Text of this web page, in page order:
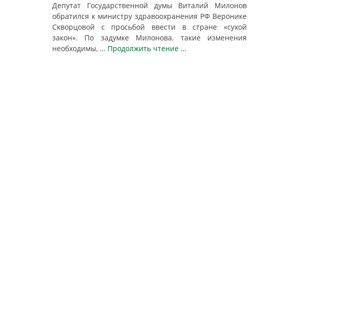
Депутат Государственной думы Виталий Милонов
обратился к министру здравоохранения РФ Веронике
Скворцовой с просьбой ввести в стране «сухой
закон». По задумке Милонова, такие изменения
необходимы, … Продолжить чтение …